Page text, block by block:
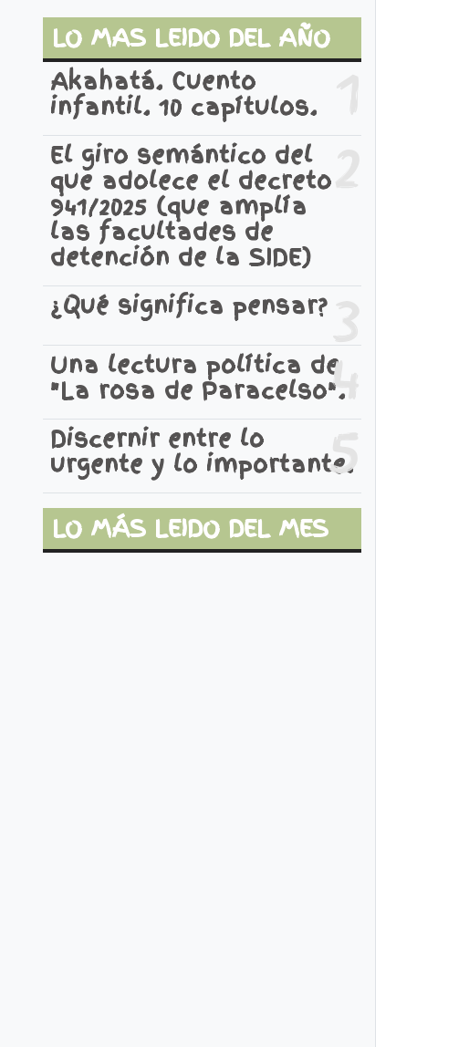
LO MAS LEIDO DEL AÑO
1
Akahatá. Cuento
infantil. 10 capítulos.
2
El giro semántico del
que adolece el decreto
941/2025 (que amplía
las facultades de
detención de la SIDE)
3
¿Qué significa pensar?
4
Una lectura política de
"La rosa de Paracelso".
5
Discernir entre lo
urgente y lo importante.
LO MÁS LEIDO DEL MES